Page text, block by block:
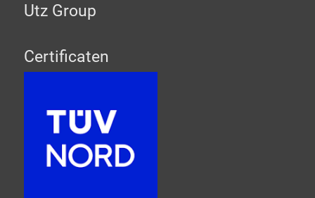
Utz Group
Certificaten